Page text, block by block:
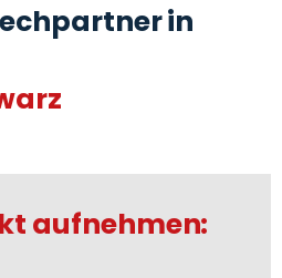
in
aufnehmen: